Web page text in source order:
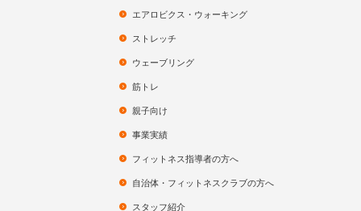
エアロビクス・ウォーキング
ストレッチ
ウェーブリング
筋トレ
親子向け
事業実績
フィットネス指導者の方へ
自治体・フィットネスクラブの方へ
スタッフ紹介